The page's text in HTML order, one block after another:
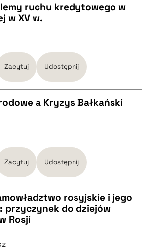
ruchu kredytowego w
w XV w.
Zacytuj Udostępnij
a Kryzys Bałkański
Zacytuj Udostępnij
rosyjskie i jego
przyczynek do dziejów
Rosji